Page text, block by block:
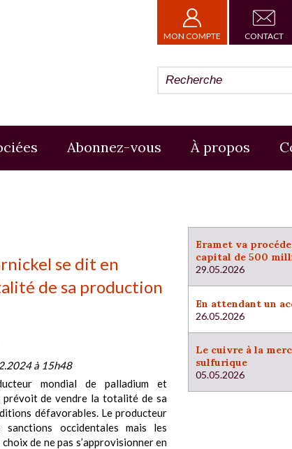
MON COMPTE CONTACT
Abonnez-vous À propos
se dit en
de sa production
à 15h48
mondial de palladium et
prévoit de vendre la totalité de sa
défavorables. Le producteur
occidentales mais les
de ne pas s’approvisionner en
Eramet va
capital de 500
29.05.2026
En attendant un
26.05.2026
Le cuivre à la
sulfurique
05.05.2026